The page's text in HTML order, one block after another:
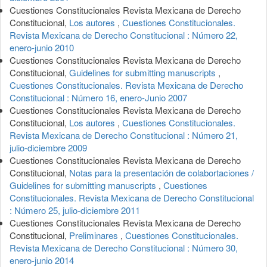
Cuestiones Constitucionales Revista Mexicana de Derecho
Constitucional, Los autores , Cuestiones Constitucionales.
Revista Mexicana de Derecho Constitucional : Número 22,
enero-junio 2010
Cuestiones Constitucionales Revista Mexicana de Derecho
Constitucional, Guidelines for submitting manuscripts ,
Cuestiones Constitucionales. Revista Mexicana de Derecho
Constitucional : Número 16, enero-Junio 2007
Cuestiones Constitucionales Revista Mexicana de Derecho
Constitucional, Los autores , Cuestiones Constitucionales.
Revista Mexicana de Derecho Constitucional : Número 21,
julio-diciembre 2009
Cuestiones Constitucionales Revista Mexicana de Derecho
Constitucional, Notas para la presentación de colabortaciones /
Guidelines for submitting manuscripts , Cuestiones
Constitucionales. Revista Mexicana de Derecho Constitucional
: Número 25, julio-diciembre 2011
Cuestiones Constitucionales Revista Mexicana de Derecho
Constitucional, Preliminares , Cuestiones Constitucionales.
Revista Mexicana de Derecho Constitucional : Número 30,
enero-junio 2014